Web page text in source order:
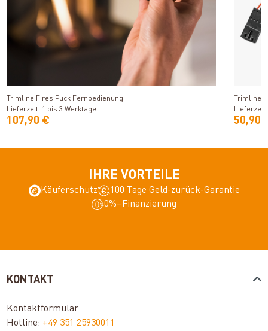
Produkt ansehen
Trimline Fires Puck Fernbedienung
Lieferzeit: 1 bis 3 Werktage
107,90 €
Trimline
50,90
IHRE VORTEILE
Käuferschutz
100 Tage Geld-zurück-Garantie
0%–Finanzierung
KONTAKT
Kontaktformular
Hotline: +49 351 25930011